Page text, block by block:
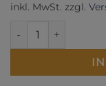
inkl. MwSt. zzgl.